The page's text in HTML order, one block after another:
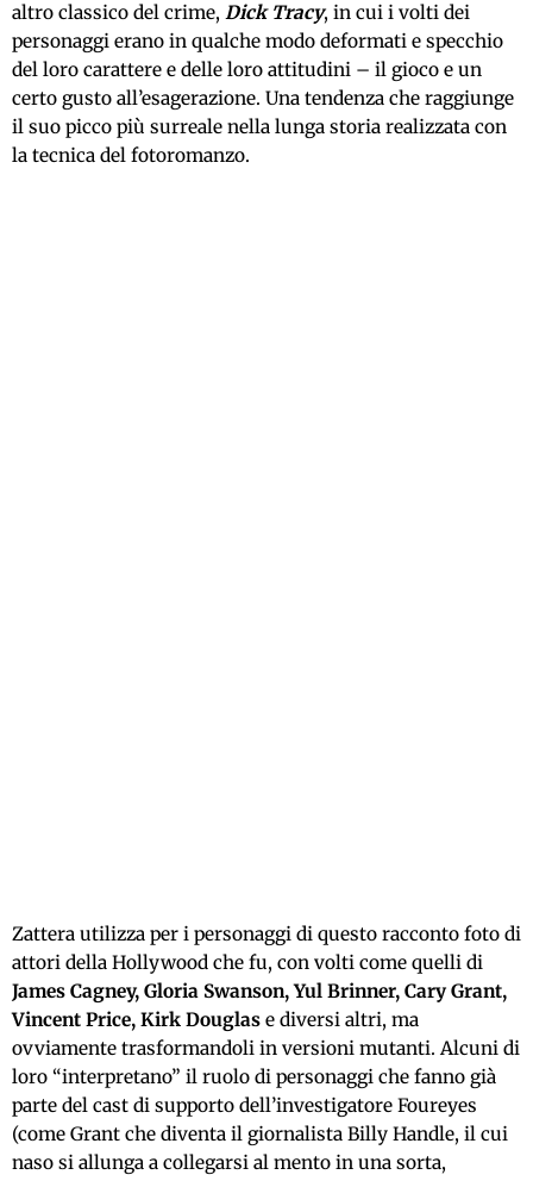
altro classico del crime, Dick Tracy, in cui i volti dei
personaggi erano in qualche modo deformati e specchio
del loro carattere e delle loro attitudini – il gioco e un
certo gusto all’esagerazione. Una tendenza che raggiunge
il suo picco più surreale nella lunga storia realizzata con
la tecnica del fotoromanzo.
Zattera utilizza per i personaggi di questo racconto foto di
attori della Hollywood che fu, con volti come quelli di
James Cagney, Gloria Swanson, Yul Brinner, Cary Grant,
Vincent Price, Kirk Douglas e diversi altri, ma
ovviamente trasformandoli in versioni mutanti. Alcuni di
loro “interpretano” il ruolo di personaggi che fanno già
parte del cast di supporto dell’investigatore Foureyes
(come Grant che diventa il giornalista Billy Handle, il cui
naso si allunga a collegarsi al mento in una sorta,